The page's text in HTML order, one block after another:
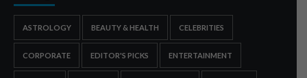
ASTROLOGY BEAUTY & HEALTH CELEBRITIES
CORPORATE EDITOR'S PICKS ENTERTAINMENT